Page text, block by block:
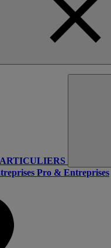
Pro & Entreprises